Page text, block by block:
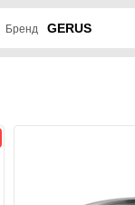
Бренд GERUS